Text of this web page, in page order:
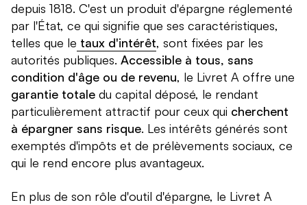
depuis 1818. C'est un produit d'épargne réglementé
par l'État, ce qui signifie que ses caractéristiques,
telles que le taux d'intérêt, sont fixées par les
autorités publiques. Accessible à tous, sans
condition d'âge ou de revenu, le Livret A offre une
garantie totale du capital déposé, le rendant
particulièrement attractif pour ceux qui cherchent
à épargner sans risque. Les intérêts générés sont
exemptés d'impôts et de prélèvements sociaux, ce
qui le rend encore plus avantageux.
En plus de son rôle d'outil d'épargne, le Livret A